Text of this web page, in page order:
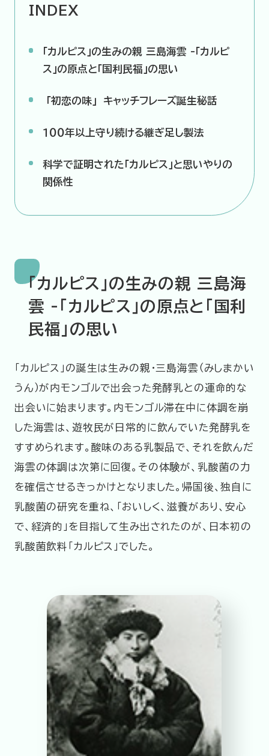
INDEX
「カルピス」の生みの親 三島海雲 -「カルピ
ス」の原点と「国利民福」の思い
「初恋の味」 キャッチフレーズ誕生秘話
１００年以上守り続ける継ぎ足し製法
科学で証明された「カルピス」と思いやりの
関係性
「カルピス」の生みの親 三島海
雲 -「カルピス」の原点と「国利
民福」の思い
「カルピス」の誕生は生みの親・三島海雲（みしまかい
うん）が内モンゴルで出会った発酵乳との運命的な
出会いに始まります。内モンゴル滞在中に体調を崩
した海雲は、遊牧民が日常的に飲んでいた発酵乳を
すすめられます。酸味のある乳製品で、それを飲んだ
海雲の体調は次第に回復。その体験が、乳酸菌の力
を確信させるきっかけとなりました。帰国後、独自に
乳酸菌の研究を重ね、「おいしく、滋養があり、安心
で、経済的」を目指して生み出されたのが、日本初の
乳酸菌飲料「カルピス」でした。